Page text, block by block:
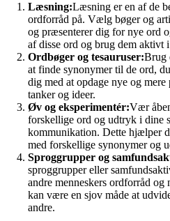
Læsning:Læsning er en af de
ordforråd på. Vælg bøger og
og præsenterer dig for nye ord
af disse ord og brug dem aktivt
Ordbøger og tesauruser:Brug
at finde synonymer til de ord,
dig med at opdage nye og
tanker og ideer.
Øv og eksperimentér:Vær
forskellige ord og udtryk i dine
kommunikation. Dette hjælper
med forskellige synonymer og
Sproggrupper og
sproggrupper eller
andre menneskers ordforråd
kan være en sjov måde at
andre.